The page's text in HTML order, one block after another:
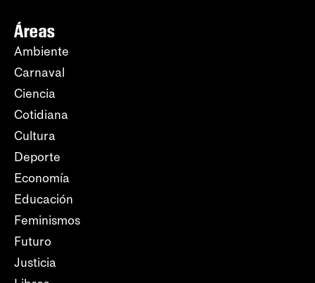
Áreas
Ambiente
Carnaval
Ciencia
Cotidiana
Cultura
Deporte
Economía
Educación
Feminismos
Futuro
Justicia